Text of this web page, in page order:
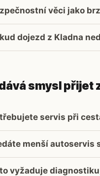
věci jako
dojezd z Kladna
smysl přijet
servis při
menší autoservis
vyžaduje